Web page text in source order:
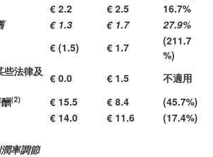
€ 2.2 € 2.5
16.7%
€ 1.3 € 1.7
27.9%
€ (1.5) € 1.7
(211.7
%)
些法律及 € 0.0 € 1.5
不適用
(2) € 15.5 € 8.4
(45.7%)
€ 14.0 € 11.6 (17.4%)
率調節